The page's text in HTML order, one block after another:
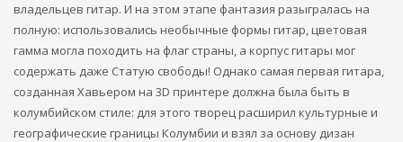
владельцев гитар. И на этом этапе фантазия разыгралась на
полную: использовались необычные формы гитар, цветовая
гамма могла походить на флаг страны, а корпус гитары мог
содержать даже Статую свободы! Однако самая первая гитара,
созданная Хавьером на 3D принтере должна была быть в
колумбийском стиле: для этого творец расширил культурные и
географические границы Колумбии и взял за основу дизан